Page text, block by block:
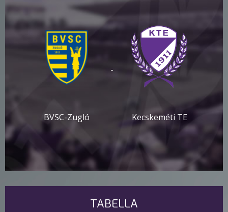
BVSC-Zugló
-
Kecskeméti TE
TABELLA